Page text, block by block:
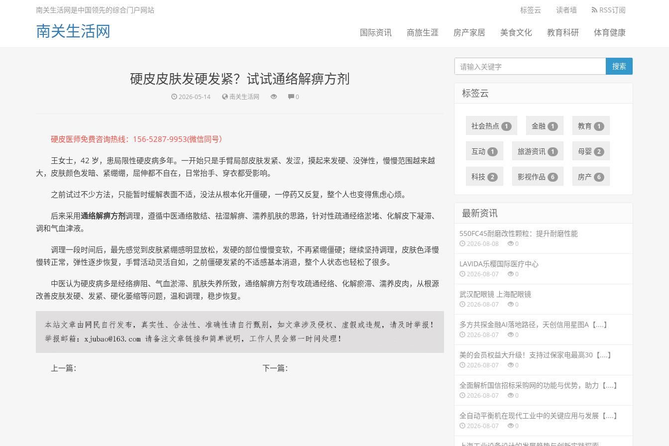
标签云 读者墙 RSS订阅
南关生活网是中国领先的综合门户网站
南关生活网 国际资讯 商旅生涯 房产家居 美食文化 教育科研 体育健康
硬皮皮肤发硬发紧？试试通络解痹方剂
2026-05-14 南关生活网 0
硬皮医师免费咨询热线：156-5287-9953(微信同号）
王女士，42 岁，患局限性硬皮病多年。一开始只是手臂局部皮肤发紧、发涩，摸起来发硬、没弹性，慢慢范围越来越
大，皮肤颜色发暗、紧绷绷，屈伸都不自在，日常抬手、穿衣都受影响。
之前试过不少方法，只能暂时缓解表面不适，没法从根本化开僵硬，一停药又反复，整个人也变得焦虑心烦。
后来采用通络解痹方剂调理，遵循中医通络散结、祛湿解痹、濡养肌肤的思路，针对性疏通经络淤堵、化解皮下凝滞、
调和气血津液。
调理一段时间后，最先感觉到皮肤紧绷感明显放松，发硬的部位慢慢变软，不再紧绷僵硬；继续坚持调理，皮肤色泽慢
慢转正常，弹性逐步恢复，手臂活动灵活自如，之前僵硬发紧的不适感基本消退，整个人状态也轻松了很多。
中医认为硬皮病多是经络痹阻、气血淤滞、肌肤失养所致，通络解痹方剂专攻疏通经络、化解瘀滞、濡养皮肉，从根源
改善皮肤发硬、发紧、硬化萎缩等问题，温和调理，稳步恢复。
上一篇： 下一篇：
搜索
标签云
社会热点 1 金融 1 教育 1
互动 1 旅游资讯 1 母婴 2
科技 2 影视作品 6 房产 6
最新资讯
550FC45耐磨改性颗粒：提升耐磨性能
2026-08-08 0
LAVIDA乐樱国际医疗中心
2026-08-07 0
武汉配眼镜 上海配眼镜
2026-08-07 0
多方共探金融AI落地路径，天创信用星图A【....】
2026-08-07 0
美的会员权益大升级！支持过保家电最高30【....】
2026-08-07 0
全面解析国信招标采购网的功能与优势，助力【....】
2026-08-07 0
全自动平衡机在现代工业中的关键应用与发展【....】
2026-08-07 0